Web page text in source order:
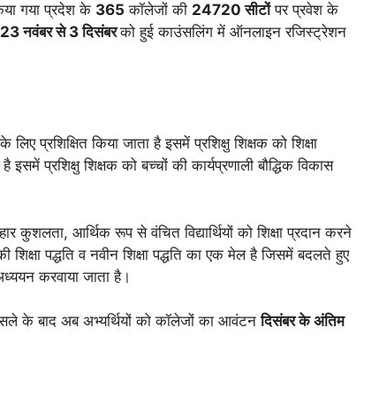
गया प्रदेश के 365 कॉलेजों की 24720 सीटोंपर प्रवेश के
23 नवंबर से 3 दिसंबरको हुई काउंसलिंग में ऑनलाइन रजिस्ट्रेशन
प्रशिक्षित किया जाता है इसमें प्रशिक्षु शिक्षक को शिक्षा
प्रशिक्षु शिक्षक को बच्चों की कार्यप्रणाली बौद्धिक विकास
कुशलता, आर्थिक रूप से वंचित विद्यार्थियों को शिक्षा प्रदान करने
पद्धति व नवीन शिक्षा पद्धति का एक मेल है जिसमें बदलते हुए
करवाया जाता है।
के बाद अब अभ्यर्थियों को कॉलेजों का आवंटनदिसंबर के अंतिम